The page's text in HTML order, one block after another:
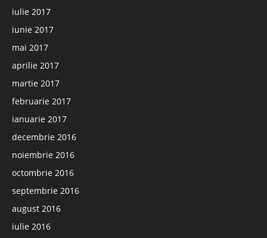
iulie 2017
iunie 2017
mai 2017
aprilie 2017
martie 2017
februarie 2017
ianuarie 2017
decembrie 2016
noiembrie 2016
octombrie 2016
septembrie 2016
august 2016
iulie 2016